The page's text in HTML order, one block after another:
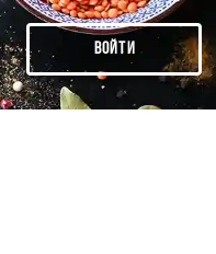
ВОЙТИ